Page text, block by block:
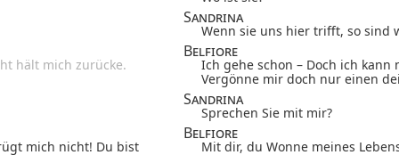
Sandrina
Wenn sie uns hier trifft, so sind
Belfiore
hält mich zurücke.
Ich gehe schon – Doch ich
Vergönne mir doch nur einen
Sandrina
Sprechen Sie mit mir?
Belfiore
mich nicht! Du bist
Mit dir, du Wonne meines